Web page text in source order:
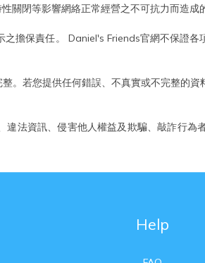
關閉等影響網絡正常經營之不可抗力而造
擔保責任。 Daniel's Friends官網不保證
。若您提供任何錯誤、不真實或不完整的
法資訊、侵害他人權益及欺騙、敲詐行
Help